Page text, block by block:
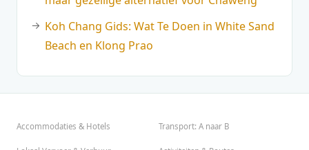
Koh Chang Gids: Wat Te Doen in White Sand
Beach en Klong Prao
Accommodaties & Hotels Transport: A naar B